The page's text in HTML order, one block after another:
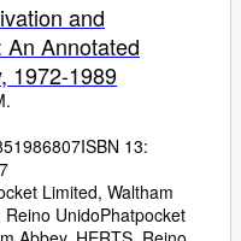
and
Annotated
1972-1989
ISBN 13:
Limited, Waltham
Reino UnidoPhatpocket